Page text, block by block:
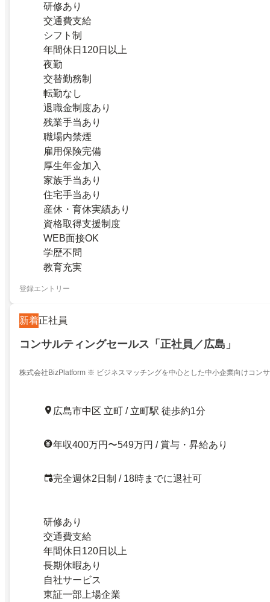
研修あり
交通費支給
シフト制
年間休日120日以上
夜勤
交替勤務制
転勤なし
退職金制度あり
残業手当あり
職場内禁煙
雇用保険完備
厚生年金加入
家族手当あり
住宅手当あり
産休・育休実績あり
資格取得支援制度
WEB面接OK
学歴不問
教育充実
登録エントリー
新着正社員
コンサルティングセールス「正社員／広島」
株式会社BizPlatform ※ ビジネスマッチングを中心とした中小企業向けコン
広島市中区 立町 / 立町駅 徒歩約1分
年収400万円〜549万円 / 賞与・昇給あり
完全週休2日制 / 18時までに退社可
研修あり
交通費支給
年間休日120日以上
長期休暇あり
自社サービス
東証一部上場企業